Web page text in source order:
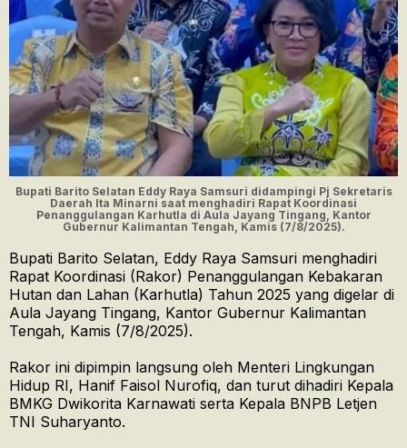
Bupati Barito Selatan Eddy Raya Samsuri didampingi Pj Sekretaris
Daerah Ita Minarni saat menghadiri Rapat Koordinasi
Penanggulangan Karhutla di Aula Jayang Tingang, Kantor
Gubernur Kalimantan Tengah, Kamis (7/8/2025).
Bupati Barito Selatan, Eddy Raya Samsuri menghadiri
Rapat Koordinasi (Rakor) Penanggulangan Kebakaran
Hutan dan Lahan (Karhutla) Tahun 2025 yang digelar di
Aula Jayang Tingang, Kantor Gubernur Kalimantan
Tengah, Kamis (7/8/2025).
Rakor ini dipimpin langsung oleh Menteri Lingkungan
Hidup RI, Hanif Faisol Nurofiq, dan turut dihadiri Kepala
BMKG Dwikorita Karnawati serta Kepala BNPB Letjen
TNI Suharyanto.